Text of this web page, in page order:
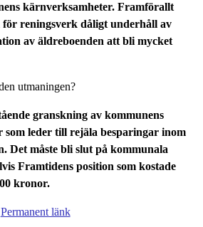
kärnverksamheter. Framförallt
reningsverk dåligt underhåll av
av äldreboenden att bli mycket
utmaningen?
granskning av kommunens
som leder till rejäla besparingar inom
Det måste bli slut på kommunala
Framtidens position som kostade
kronor.
Permanent länk